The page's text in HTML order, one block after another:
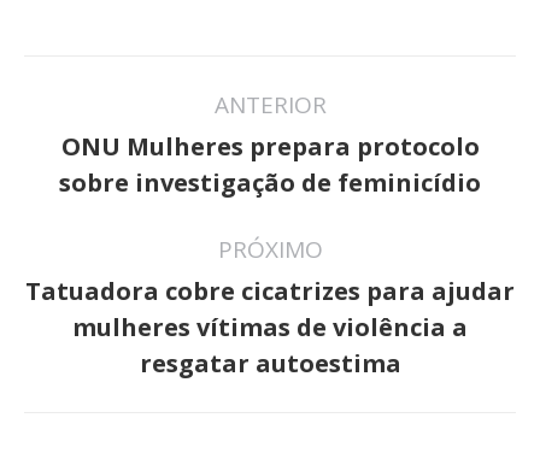
de
post:
ANTERIOR
Post
anterior:
ONU Mulheres prepara protocolo
sobre investigação de feminicídio
PRÓXIMO
Próximo
post:
Tatuadora cobre cicatrizes para ajudar
mulheres vítimas de violência a
resgatar autoestima